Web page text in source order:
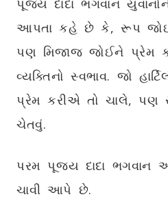
પૂજ્ય દાદા ભગવાન
આપતા કહે છે કે, રૂપ
પણ મિજાજ જોઈને પ્રેમ
વ્યક્તિનો સ્વભાવ. જો
પ્રેમ કરીએ તો ચાલે, પણ
ચેતવું.
પરમ પૂજ્ય દાદા ભગવાન
ચાવી આપે છે.